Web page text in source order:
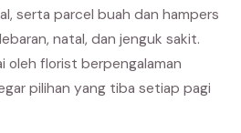
serta parcel buah dan hampers
natal, dan jenguk sakit.
oleh florist berpengalaman
pilihan yang tiba setiap pagi